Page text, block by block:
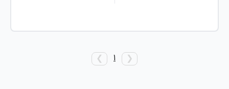
❮
1
❯